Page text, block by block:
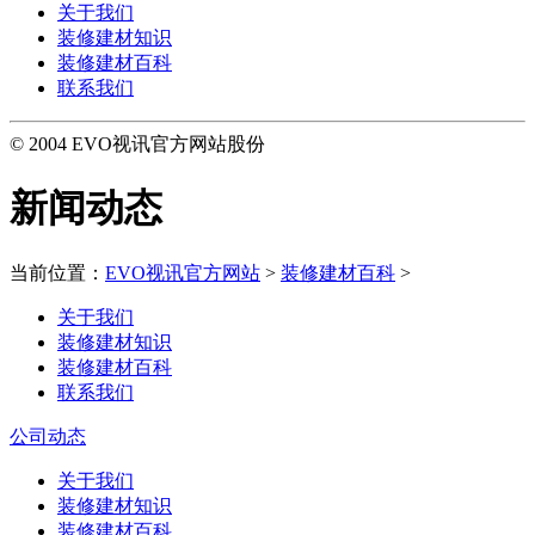
关于我们
装修建材知识
装修建材百科
联系我们
© 2004 EVO视讯官方网站股份
新闻动态
当前位置： EVO视讯官方网站 > 装修建材百科 >
关于我们
装修建材知识
装修建材百科
联系我们
公司动态
关于我们
装修建材知识
装修建材百科